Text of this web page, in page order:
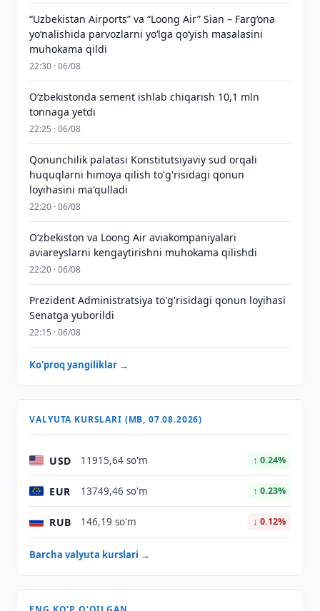
“Uzbekistan Airports” va “Loong Air” Sian – Farg‘ona
yo‘nalishida parvozlarni yo‘lga qo‘yish masalasini
muhokama qildi
22:30 · 06/08
O‘zbekistonda sement ishlab chiqarish 10,1 mln
tonnaga yetdi
22:25 · 06/08
Qonunchilik palatasi Konstitutsiyaviy sud orqali
huquqlarni himoya qilish to'g'risidagi qonun
loyihasini ma'qulladi
22:20 · 06/08
Oʻzbekiston va Loong Air aviakompaniyalari
aviareyslarni kengaytirishni muhokama qilishdi
22:20 · 06/08
Prezident Administratsiya to'g'risidagi qonun loyihasi
Senatga yuborildi
22:15 · 06/08
Ko'proq yangiliklar →
VALYUTA KURSLARI (MB, 07.08.2026)
USD 11915,64 so'm ↑ 0.24%
EUR 13749,46 so'm ↑ 0.23%
RUB 146,19 so'm ↓ 0.12%
Barcha valyuta kurslari →